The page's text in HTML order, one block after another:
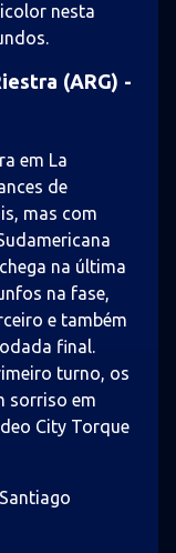
nesta
(ARG) -
em La
de
mas com
na última
na fase,
e também
final.
turno, os
sorriso em
City Torque